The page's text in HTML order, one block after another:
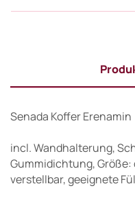
Senada Koffer Erenamin
incl. Wandhalterung,
Gummidichtung, Größe:
verstellbar, geeignete